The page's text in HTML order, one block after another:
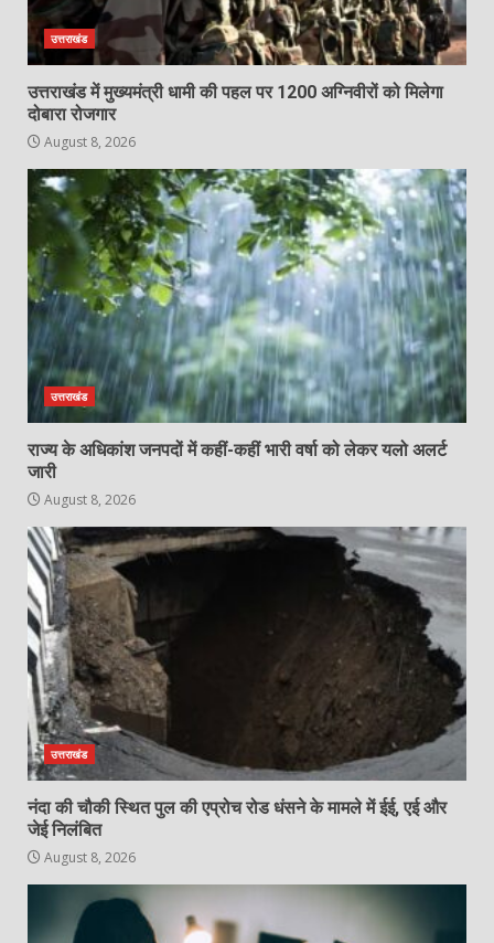
उत्तराखंड
उत्तराखंड में मुख्यमंत्री धामी की पहल पर 1200 अग्निवीरों को मिलेगा
दोबारा रोजगार
August 8, 2026
उत्तराखंड
राज्य के अधिकांश जनपदों में कहीं-कहीं भारी वर्षा को लेकर यलो अलर्ट
जारी
August 8, 2026
उत्तराखंड
नंदा की चौकी स्थित पुल की एप्रोच रोड धंसने के मामले में ईई, एई और
जेई निलंबित
August 8, 2026